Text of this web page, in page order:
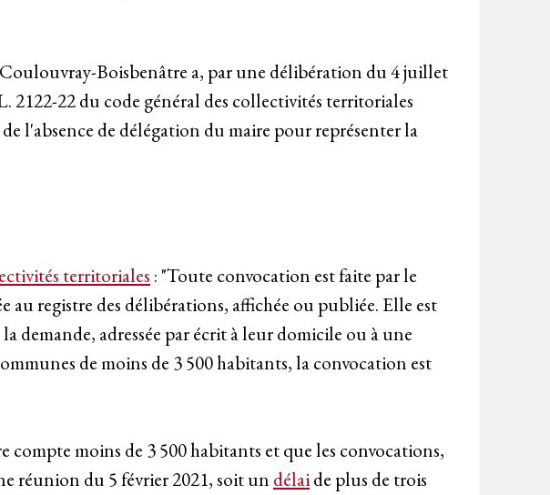
Boisbenâtre a, par une délibération du 4 juillet
22 du code général des collectivités territoriales
l'absence de délégation du maire pour représenter la
territoriales : "Toute convocation est faite par le
registre des délibérations, affichée ou publiée. Elle est
demande, adressée par écrit à leur domicile ou à une
de moins de 3 500 habitants, la convocation est
moins de 3 500 habitants et que les convocations,
réunion du 5 février 2021, soit un délaide plus de trois